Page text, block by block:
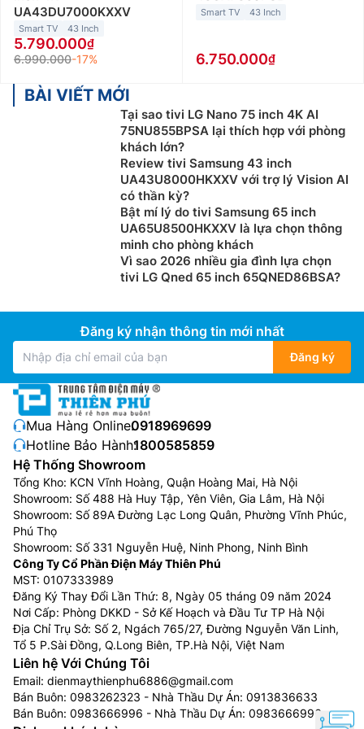
nhất đến những cảnh hành động hùng vĩ.
Thiết kế sang trọng, mỏng và nhẹ:
của tivi Sony giá rẻ cũng là một điểm thu hút lớn. Với
thiết kế mỏng nhẹ, tivi dễ dàng lắp đặt trong mọi
không gian phòng khách mà không làm mất đi sự
sang trọng. Mặt trước của tivi thường là một tấm màn
hình lớn, tối giản và tinh tế, thích hợp cho cả những
ngôi nhà có phong cách trang trí hiện đại.
Kết nối đa dạng thuận tiện: Tivi Sony 65 inch, 4k
không chỉ đẹp mắt mà còn hỗ trợ nhiều cổng kết nối,
giúp bạn dễ dàng kết nối với các thiết bị khác nhau.
Cổng HDMI, USB và Bluetooth cho phép bạn kết nối
đồng thời nhiều thiết bị ngoại vi như đầu phát,loa
3. Các dòng tivi Sony hiện nay
Hiện nay Sony cung cấp đầy đủ các dòng tivi với độ
phân giải từ 32 inch đến 98 inch phù hợp với mọi nhu
cầu sử dụng của khách hàng.
nay gồm:
Tivi Sony LCD 4K:Sử dụng màn hình LCD với ưu
điểm là giá thành rẻ, chất lượng hình ảnh tốt
Tivi Sony LED 4K:Sử dụng màn hình tinh thể lỏng
với lớp đèn LED để phát sáng các điểm ảnh trên
tấm nền cho ra chất lượng hình ảnh chi tiết hơn
màn hình LCD
Tivi Sony Full Array LED 4K:Sử dụng công nghệ
làm mờ cục bộ (Local Dimming), sẽ tự động
bật/tắt từng vùng LED độc lập theo hình ảnh. Tivi
nhờ đó mà có khả năng hiển thị độ sáng tốt hơn,
màu đen sâu thẳm hơn và mang lại cảm giác chân
thực hơn
Tivi Sony Mini LED 4K:Là công nghệ cải tiến từ
công nghệ đèn nền LED tích hợp trên màn hình
LCD, nó sử dụng những chiếc đèn Mini LED siêu
UA43DU7000KXXV
Smart TV 43 Inch
5.790.000
6.990.000-17%
Smart TV 43 Inch
6.750.000
BÀI VIẾT MỚI
Tại sao tivi LG Nano 75 inch 4K AI
75NU855BPSA lại thích hợp với phòng
khách lớn?
Review tivi Samsung 43 inch
UA43U8000HKXXV với trợ lý Vision AI
có thần kỳ?
Bật mí lý do tivi Samsung 65 inch
UA65U8500HKXXV là lựa chọn thông
minh cho phòng khách
Vì sao 2026 nhiều gia đình lựa chọn
tivi LG Qned 65 inch 65QNED86BSA?
Đăng ký nhận thông tin mới nhất
Đăng ký
Mua Hàng Online:0918969699
Hotline Bảo Hành:1800585859
Hệ Thống Showroom
Tổng Kho: KCN Vĩnh Hoàng, Quận Hoàng Mai, Hà Nội
Showroom: Số 488 Hà Huy Tập, Yên Viên, Gia Lâm, Hà Nội
Showroom: Số 89A Đường Lạc Long Quân, Phường Vĩnh Phúc,
Phú Thọ
Showroom: Số 331 Nguyễn Huệ, Ninh Phong, Ninh Bình
Công Ty Cổ Phần Điện Máy Thiên Phú
MST: 0107333989
Đăng Ký Thay Đổi Lần Thứ: 8, Ngày 05 tháng 09 năm 2024
Nơi Cấp: Phòng DKKD - Sở Kế Hoạch và Đầu Tư TP Hà Nội
Địa Chỉ Trụ Sở: Số 2, Ngách 765/27, Đường Nguyễn Văn Linh,
Tổ 5 P.Sài Đồng, Q.Long Biên, TP.Hà Nội, Việt Nam
Liên hệ Với Chúng Tôi
Email: dienmaythienphu6886@gmail.com
Bán Buôn: 0983262323 - Nhà Thầu Dự Án: 0913836633
Bán Buôn: 0983666996 - Nhà Thầu Dự Án: 0983666996